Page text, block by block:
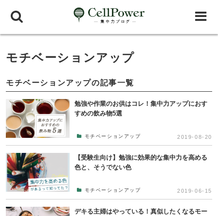
モチベーションアップ
モチベーションアップの記事一覧
勉強や作業のお供はコレ！集中力アップにおす
すめの飲み物5選
モチベーションアップ 2019-08-20
【受験生向け】勉強に効果的な集中力を高める
色と、そうでない色
モチベーションアップ 2019-06-15
デキる主婦はやっている！真似したくなるモー